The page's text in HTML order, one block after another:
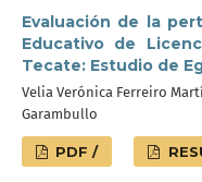
Evaluación de la
Educativo de
Tecate: Estudio de
Velia Verónica Ferreiro
Garambullo
PDF /